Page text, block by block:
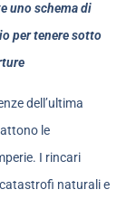
uno schema di
per tenere sotto
dell’ultima
le
I rincari
naturali e